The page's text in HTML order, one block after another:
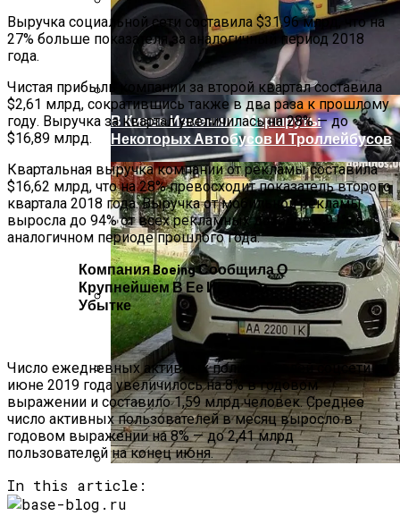
Международная Реакция На Тарифы
Трампа: Что Стоит На Кону
Вредно, Но Выгодно: В США Запрет На
Асбест Приняли Только Сейчас
Кризис Безопасности На Гаити:
Ужасающая Реальность Безнадежной
Обстановки
В Киеве Изменили Маршруты
Некоторых Автобусов И Троллейбусов
В Столичном Парке Отличился Герой-
Парковки
Выручка социальной сети составила $31,96 млрд, что на
27% больше показателя за аналогичный период 2018
года.
Чистая прибыль компании за второй квартал составила
$2,61 млрд, сократившись также в два раза к прошлому
году. Выручка за квартал увеличилась на 28% — до
$16,89 млрд.
Квартальная выручка компании от рекламы составила
$16,62 млрд, что на 28% превосходит показатель второго
квартала 2018 года. Выручка от мобильной рекламы
выросла до 94% от всех рекламных доходов с 91% в
аналогичном периоде прошлого года.
Компания Boeing Сообщила О
Крупнейшем В Ее Истории
Убытке
Число ежедневных активных пользователей соцсети в
июне 2019 года увеличилось на 8% в годовом
выражении и составило 1,59 млрд человек. Среднее
число активных пользователей в месяц выросло в
годовом выражении на 8% — до 2,41 млрд
пользователей на конец июня.
In this article: